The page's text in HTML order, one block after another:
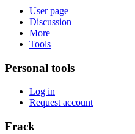
User page
Discussion
More
Tools
Personal tools
Log in
Request account
Frack